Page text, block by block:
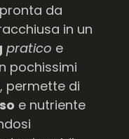
pronta da
in un
pratico e
pochissimi
permette di
e nutriente